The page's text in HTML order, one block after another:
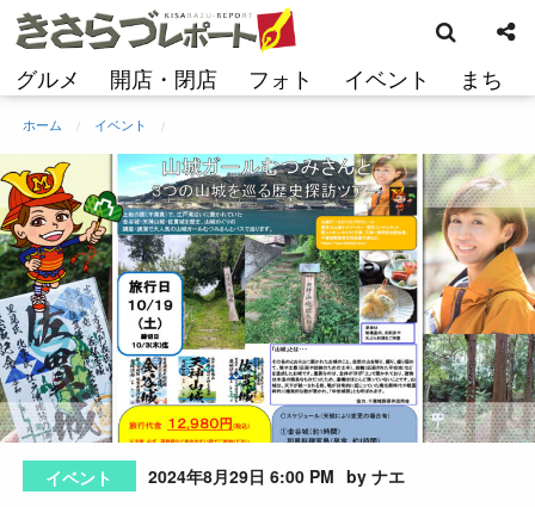
コ
ン
ン
へ
ス
キ
ッ
プ
グルメ 開店・閉店 フォト イベント まち
索
ホーム イベント
イベント 2024年8月29日 6:00 PM by ナエ